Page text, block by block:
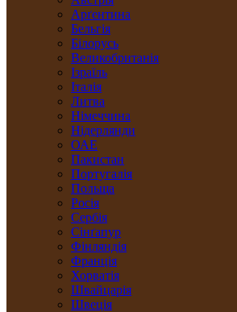
Арґентина
Бельгія
Білорусь
Великобританія
Ізраїль
Італія
Литва
Німеччина
Нідерлянди
ОАЕ
Пакистан
Португалія
Польща
Росія
Сербія
Сінґапур
Фінляндія
Франція
Хорватія
Швайцарія
Швеція